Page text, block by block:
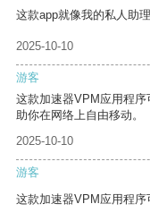
这款app就像我的私人助
2025-10-10
游客
这款加速器VPM应用程
助你在网络上自由移动。
2025-10-10
游客
这款加速器VPM应用程序